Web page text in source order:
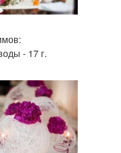
- 17 г.